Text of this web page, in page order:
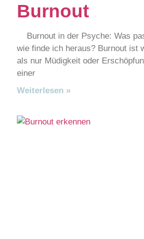
Burnout
Burnout in der Psyche: Was
wie finde ich heraus? Burnout ist
als nur Müdigkeit oder
einer
Weiterlesen »